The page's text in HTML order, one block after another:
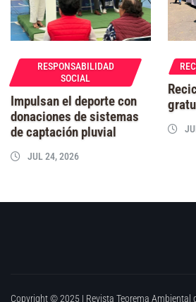
RESPONSABILIDAD
SOCIAL
Impulsan el deporte con
donaciones de sistemas
de captación pluvial
JUL 24, 2026
Copyright © 2025 | Revista Teorema Ambiental